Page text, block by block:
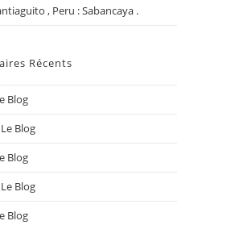
, Peru : Sabancaya .
Récents
Blog
Le Blog
Blog
Le Blog
Blog